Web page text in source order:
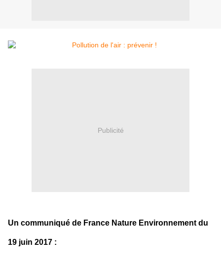
Publicité
Un communiqué de France Nature Environnement du
19 juin 2017 :